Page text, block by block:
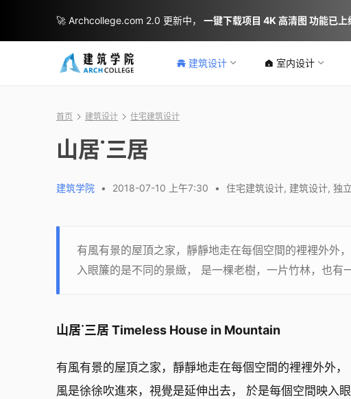
建筑设计 室内设计
首页 建筑设计 住宅建筑设计
山居˙三居
建筑学院 • 2018-07-10 上午7:30 • 住宅建筑设计, 建筑设计, 独
有風有景的屋頂之家，靜靜地走在每個空間的裡裡外外
入眼簾的是不同的景緻， 是一棵老樹，一片竹林，也有
山居˙三居 Timeless House in Mountain
有風有景的屋頂之家，靜靜地走在每個空間的裡裡外外，
風是徐徐吹進來，視覺是延伸出去， 於是每個空間映入
🚀 Archcollege.com 2.0 更新中， 一键下载项目 4K 高清图 功能已上